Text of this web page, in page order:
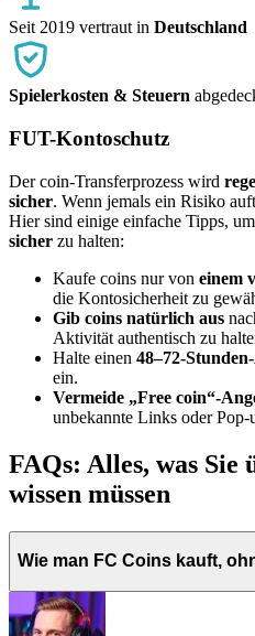
Seit 2019 vertraut in Deutschland
Spielerkosten & Steuern
FUT-Kontoschutz
Der coin-Transferprozess wird
sicher. Wenn jemals ein Risiko
Hier sind einige einfache Tipps,
sicher zu halten:
Kaufe coins nur von einem
die Kontosicherheit zu
Gib coins natürlich aus
Aktivität authentisch zu
Halte einen 48–72-
ein.
Vermeide „Free coin“-
unbekannte Links oder Pop-
FAQs: Alles, was Sie
wissen müssen
Wie man FC Coins kauft,